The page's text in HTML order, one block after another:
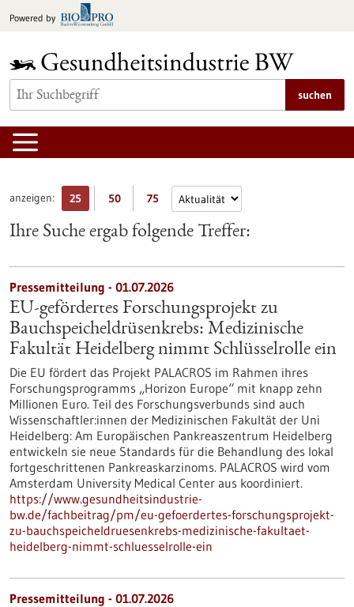
Inhalt
Powered by
suchen
anzeigen: 25 50 75
Ihre Suche ergab folgende Treffer:
Pressemitteilung - 01.07.2026
EU-gefördertes Forschungsprojekt zu
Bauchspeicheldrüsenkrebs: Medizinische
Fakultät Heidelberg nimmt Schlüsselrolle ein
Die EU fördert das Projekt PALACROS im Rahmen ihres
Forschungsprogramms „Horizon Europe“ mit knapp zehn
Millionen Euro. Teil des Forschungsverbunds sind auch
Wissenschaftler:innen der Medizinischen Fakultät der Uni
Heidelberg: Am Europäischen Pankreaszentrum Heidelberg
entwickeln sie neue Standards für die Behandlung des lokal
fortgeschrittenen Pankreaskarzinoms. PALACROS wird vom
Amsterdam University Medical Center aus koordiniert.
https://www.gesundheitsindustrie-
bw.de/fachbeitrag/pm/eu-gefoerdertes-forschungsprojekt-
zu-bauchspeicheldruesenkrebs-medizinische-fakultaet-
heidelberg-nimmt-schluesselrolle-ein
Pressemitteilung - 01.07.2026